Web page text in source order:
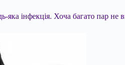
яка інфекція. Хоча багато пар